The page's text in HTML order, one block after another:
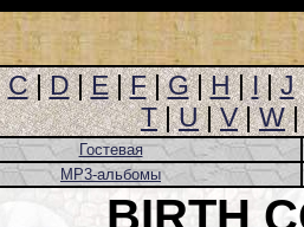
C|D|E|F|G|H|I|J
T|U|V|W
Гостевая
MP3-альбомы
BIRTH